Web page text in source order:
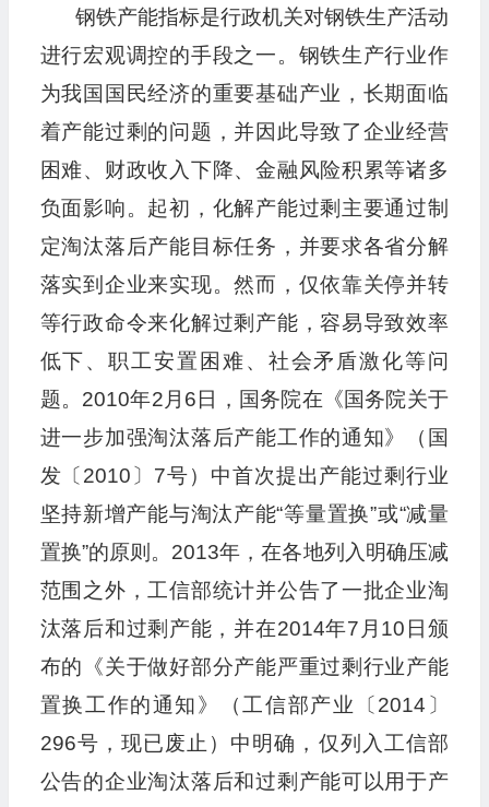
钢铁产能指标是行政机关对钢铁生产活动
进行宏观调控的手段之一。钢铁生产行业作
为我国国民经济的重要基础产业，长期面临
着产能过剩的问题，并因此导致了企业经营
困难、财政收入下降、金融风险积累等诸多
负面影响。起初，化解产能过剩主要通过制
定淘汰落后产能目标任务，并要求各省分解
落实到企业来实现。然而，仅依靠关停并转
等行政命令来化解过剩产能，容易导致效率
低下、职工安置困难、社会矛盾激化等问
题。2010年2月6日，国务院在《国务院关于
进一步加强淘汰落后产能工作的通知》（国
发〔2010〕7号）中首次提出产能过剩行业
坚持新增产能与淘汰产能“等量置换”或“减量
置换”的原则。2013年，在各地列入明确压减
范围之外，工信部统计并公告了一批企业淘
汰落后和过剩产能，并在2014年7月10日颁
布的《关于做好部分产能严重过剩行业产能
置换工作的通知》（工信部产业〔2014〕
296号，现已废止）中明确，仅列入工信部
公告的企业淘汰落后和过剩产能可以用于产